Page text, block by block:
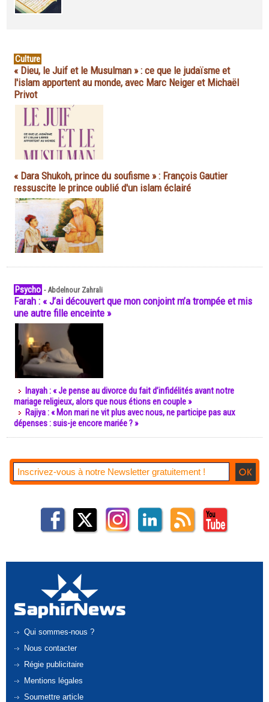
Culture
« Dieu, le Juif et le Musulman » : ce que le judaïsme et
l'islam apportent au monde, avec Marc Neiger et Michaël
Privot
« Dara Shukoh, prince du soufisme » : François Gautier
ressuscite le prince oublié d'un islam éclairé
Psycho -Abdelnour Zahrali
Farah : « J’ai découvert que mon conjoint m’a trompée et mis
une autre fille enceinte »
Inayah : « Je pense au divorce du fait d’infidélités avant notre
mariage religieux, alors que nous étions en couple »
Rajiya : « Mon mari ne vit plus avec nous, ne participe pas aux
dépenses : suis-je encore mariée ? »
Qui sommes-nous ?
Nous contacter
Régie publicitaire
Mentions légales
Soumettre article